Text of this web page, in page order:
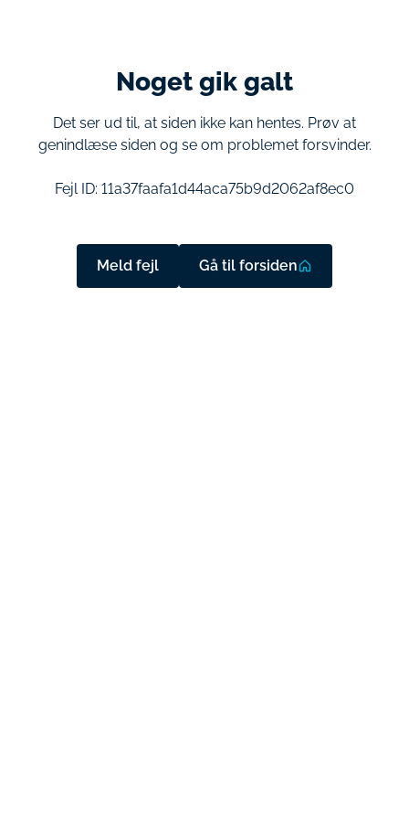
Noget gik galt
Det ser ud til, at siden ikke kan hentes. Prøv at
genindlæse siden og se om problemet forsvinder.
Fejl ID: 11a37faafa1d44aca75b9d2062af8ec0
Meld fejl Gå til forsiden